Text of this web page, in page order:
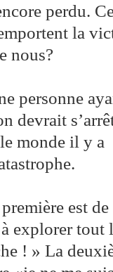
perdu.
la
nous?
personne
devrait
monde il y
est
explorer tout
! » La